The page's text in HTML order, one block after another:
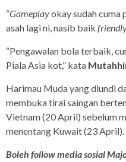
“Gameplayokay sudah cuma
asah lagi ni, nasib baik
“Pengawalan bola terbaik,
Piala Asia kot,” kata
Harimau Muda yang diundi
membuka tirai saingan
Vietnam (20 April) sebelum
menentang Kuwait (23
Boleh follow media sosial